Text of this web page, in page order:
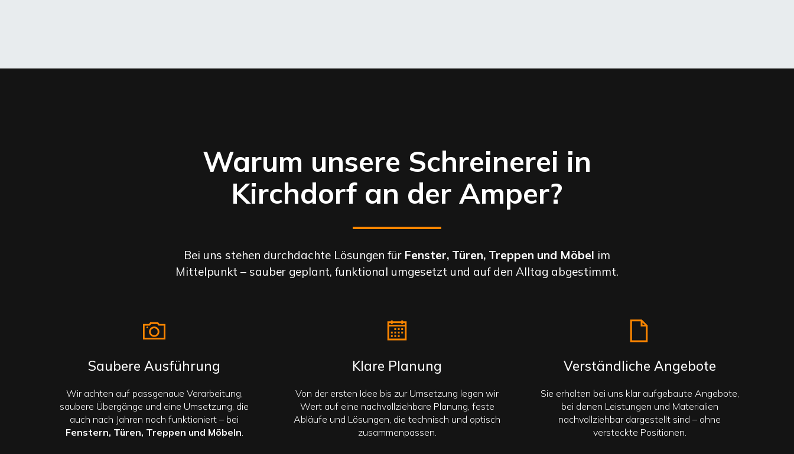
Warum unsere Schreinerei in
Kirchdorf an der Amper?
Bei uns stehen durchdachte Lösungen für Fenster, Türen, Treppen und Möbel im
Mittelpunkt – sauber geplant, funktional umgesetzt und auf den Alltag abgestimmt.
Saubere Ausführung
Wir achten auf passgenaue Verarbeitung,
saubere Übergänge und eine Umsetzung, die
auch nach Jahren noch funktioniert – bei
Fenstern, Türen, Treppen und Möbeln
Klare Planung
Von der ersten Idee bis zur Umsetzung legen wir
Wert auf eine nachvollziehbare Planung, feste
Abläufe und Lösungen, die technisch und optisch
zusammenpassen.
Verständliche Angebote
Sie erhalten bei uns klar aufgebaute Angebote,
bei denen Leistungen und Materialien
nachvollziehbar dargestellt sind – ohne
versteckte Positionen.